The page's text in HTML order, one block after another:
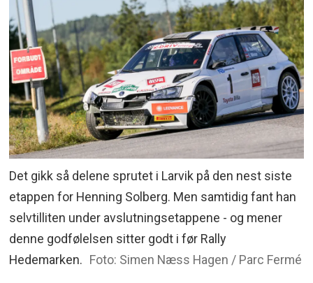
Det gikk så delene sprutet i Larvik på den nest siste
etappen for Henning Solberg. Men samtidig fant han
selvtilliten under avslutningsetappene - og mener
denne godfølelsen sitter godt i før Rally
Hedemarken. Foto: Simen Næss Hagen / Parc Fermé